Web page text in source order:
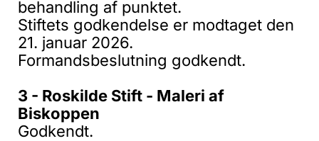
behandling af punktet.
Stiftets godkendelse er modtaget den
21. januar 2026.
Formandsbeslutning godkendt.
3 - Roskilde Stift - Maleri af
Biskoppen
Godkendt.